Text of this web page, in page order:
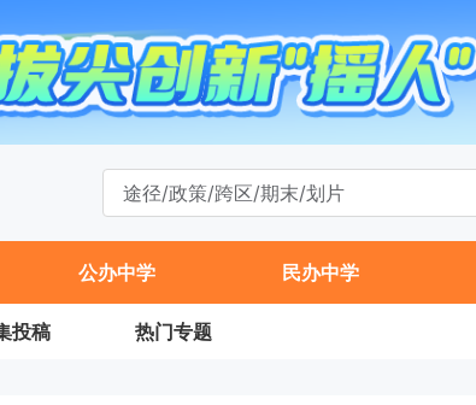
公办中学 民办中学
投稿 热门专题